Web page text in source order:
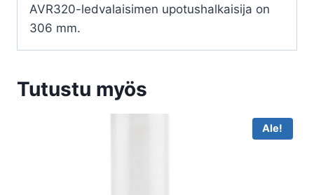
AVR320-ledvalaisimen upotushalkaisija on
306 mm.
Tutustu myös
Ale!